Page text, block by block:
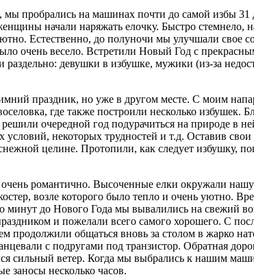
мы пробрались на машинах почти до самой избы 31
начали наряжать елочку. Быстро стемнело,
Естественно, до полуночи мы улучшали свое
очень весело. Встретили Новый Год с
раздельно: девушки в избушке, мужики (из-за
праздник, но уже в другом месте. С моим
где также построили несколько избушек.
очередной год подурачиться на природе в
условий, некоторых трудностей и т.д. Оставив
целине. Протопили, как следует избушку,
очень романтично. Высоченные елки окружали
возле которого было тепло и очень уютно.
минут до Нового Года мы вывалились на свежий
и пожелали всего самого хорошего. С
продолжили общаться вновь за столом в жарко
с подругами под транзистор. Обратная
сильный ветер. Когда мы выбрались к нашим
заносы несколько часов.